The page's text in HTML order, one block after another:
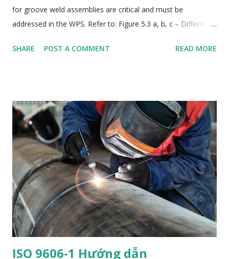
for groove weld assemblies are critical and must be
addressed in the WPS. Refer to: Figure 5.3 a, b, c – Different
Tolerance parameters include : Root opening (often ±1.6 mm
groove welds , where excessive root gap is a nonessential
variable turning essential . 📐 2. Essential Variables in WPS
(Clause 4 and Table 4.5) ✅ Table 4.5, Line 31 – Groove Type
Change in groove type (e.g., single-V → double-V) requires
requalification , unless: It’s a CJP groove weld meeting Clause
3.12, 3.13 (prequalified) or Clause 9.10, 9.11 (tubular
connections). Then, any groove detail conforming to those
figures (e....
SHARE POST A COMMENT READ MORE
ISO 9606-1 Hướng dẫn